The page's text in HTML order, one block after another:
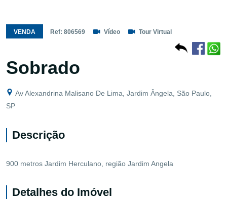
VENDA Ref: 806569 Vídeo Tour Virtual
Sobrado
Av Alexandrina Malisano De Lima, Jardim Ângela, São Paulo,
SP
Descrição
900 metros Jardim Herculano, região Jardim Angela
Detalhes do Imóvel